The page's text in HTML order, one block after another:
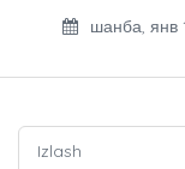
шанба, янв